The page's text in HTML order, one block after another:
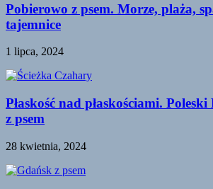
Pobierowo z psem. Morze, plaża,
tajemnice
1 lipca, 2024
Płaskość nad płaskościami.
z psem
28 kwietnia, 2024